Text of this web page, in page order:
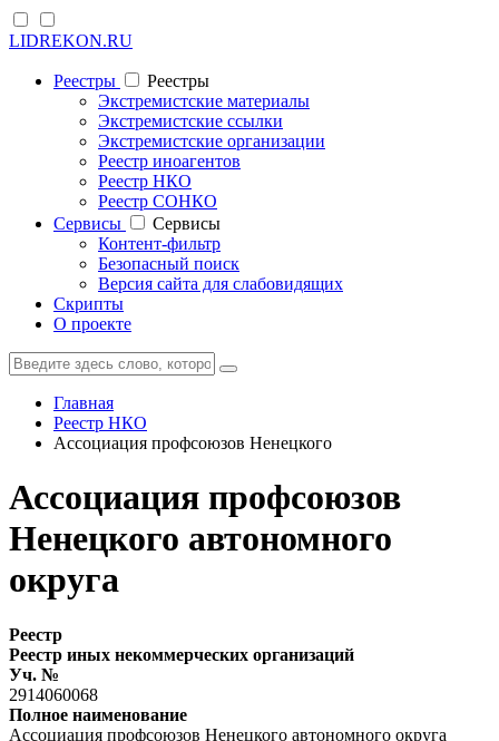
LIDREKON.RU
Реестры
Реестры
Экстремистские материалы
Экстремистские ссылки
Экстремистские организации
Реестр иноагентов
Реестр НКО
Реестр СОНКО
Cервисы
Cервисы
Контент-фильтр
Безопасный поиск
Версия сайта для слабовидящих
Скрипты
О проекте
Главная
Реестр НКО
Ассоциация профсоюзов Ненецкого
Ассоциация профсоюзов
Ненецкого автономного
округа
Реестр
Реестр иных некоммерческих организаций
Уч. №
2914060068
Полное наименование
Ассоциация профсоюзов Ненецкого автономного округа